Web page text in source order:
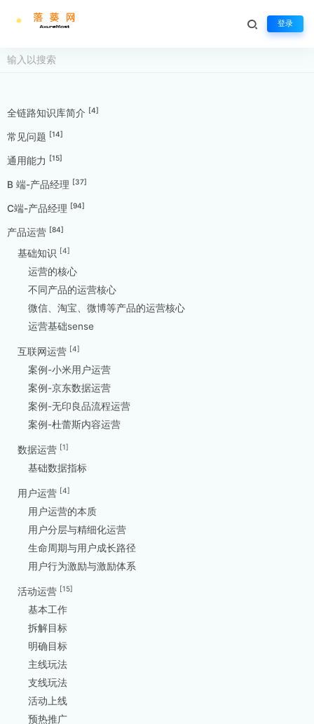
登录
全链路知识库简介 [4]
常见问题 [14]
通用能力 [15]
B 端-产品经理 [37]
C端-产品经理 [94]
产品运营 [84]
基础知识 [4]
运营的核心
不同产品的运营核心
微信、淘宝、微博等产品的运营核心
运营基础sense
互联网运营 [4]
案例-小米用户运营
案例-京东数据运营
案例-无印良品流程运营
案例-杜蕾斯内容运营
数据运营 [1]
基础数据指标
用户运营 [4]
用户运营的本质
用户分层与精细化运营
生命周期与用户成长路径
用户行为激励与激励体系
活动运营 [15]
基本工作
拆解目标
明确目标
主线玩法
支线玩法
活动上线
预热推广